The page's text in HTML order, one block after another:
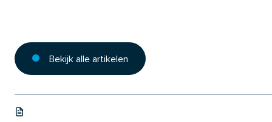
Bekijk alle artikelen